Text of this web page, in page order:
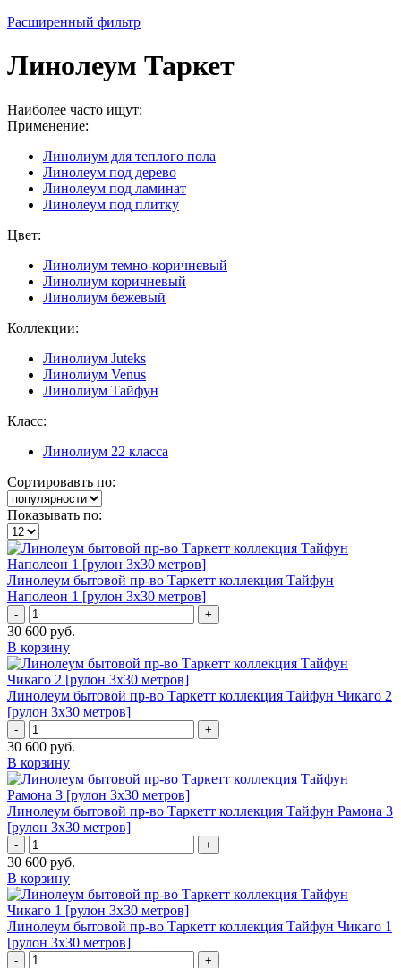
Расширенный фильтр
Линолеум Таркет
Наиболее часто ищут:
Применение:
Линолиум для теплого пола
Линолеум под дерево
Линолеум под ламинат
Линолеум под плитку
Цвет:
Линолиум темно-коричневый
Линолиум коричневый
Линолиум бежевый
Коллекции:
Линолиум Juteks
Линолиум Venus
Линолиум Тайфун
Класс:
Линолиум 22 класса
Сортировавть по:
Показывать по:
Линолеум бытовой пр-во Таркетт коллекция Тайфун
Наполеон 1 [рулон 3х30 метров]
- +
30 600 руб.
В корзину
Линолеум бытовой пр-во Таркетт коллекция Тайфун Чикаго 2
[рулон 3х30 метров]
- +
30 600 руб.
В корзину
Линолеум бытовой пр-во Таркетт коллекция Тайфун Рамона 3
[рулон 3х30 метров]
- +
30 600 руб.
В корзину
Линолеум бытовой пр-во Таркетт коллекция Тайфун Чикаго 1
[рулон 3х30 метров]
- +